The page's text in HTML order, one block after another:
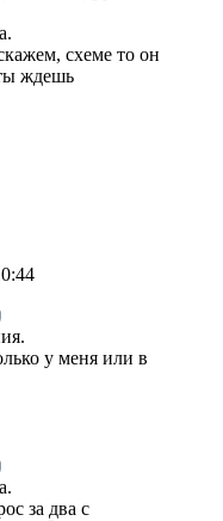
схеме то он
ждешь
у меня или в
за два с